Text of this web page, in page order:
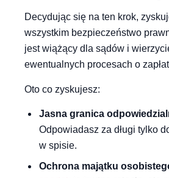
Decydując się na ten krok,
wszystkim bezpieczeństwo
jest wiążący dla sądów i
ewentualnych procesach o
Oto co zyskujesz:
Jasna granica
Odpowiadasz za długi tylko
w spisie.
Ochrona majątku